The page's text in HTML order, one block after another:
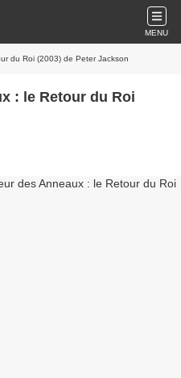
MENU
du Roi (2003) de Peter Jackson
: le Retour du Roi